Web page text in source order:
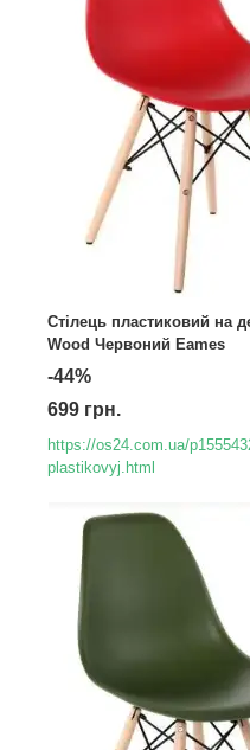
Стілець пластиковий на
Wood Червоний Eames
-44%
699 грн.
https://os24.com.ua/
plastikovyj.html